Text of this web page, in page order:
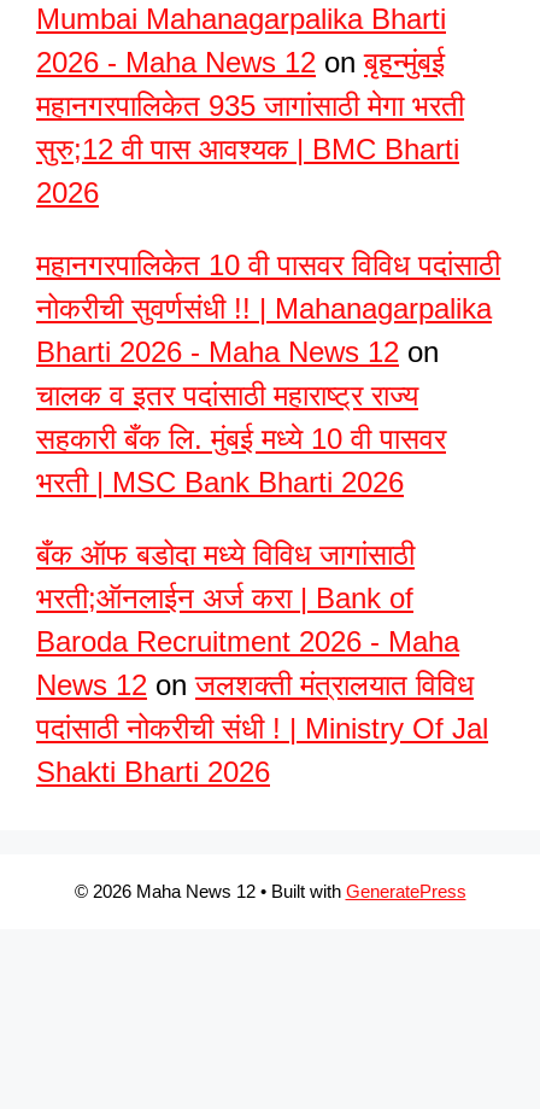
Mumbai Mahanagarpalika Bharti
2026 - Maha News 12 onबृहन्मुंबई
महानगरपालिकेत 935 जागांसाठी मेगा भरती
सुरु;12 वी पास आवश्यक | BMC Bharti
2026
महानगरपालिकेत 10 वी पासवर विविध पदांसाठी
नोकरीची सुवर्णसंधी !! | Mahanagarpalika
Bharti 2026 - Maha News 12 on
चालक व इतर पदांसाठी महाराष्ट्र राज्य
सहकारी बँक लि. मुंबई मध्ये 10 वी पासवर
भरती | MSC Bank Bharti 2026
बँक ऑफ बडोदा मध्ये विविध जागांसाठी
भरती;ऑनलाईन अर्ज करा | Bank of
Baroda Recruitment 2026 - Maha
News 12 onजलशक्ती मंत्रालयात विविध
पदांसाठी नोकरीची संधी ! | Ministry Of Jal
Shakti Bharti 2026
© 2026 Maha News 12• Built with GeneratePress